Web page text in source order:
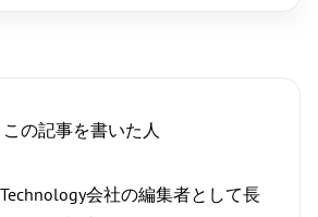
この記事を書いた人
会社の編集者として長